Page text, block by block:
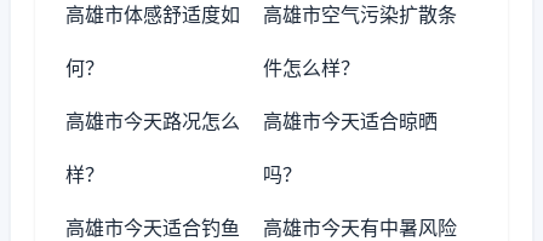
高雄市体感舒适度如
何？
高雄市空气污染扩散条
件怎么样？
高雄市今天路况怎么
样？
高雄市今天适合晾晒
吗？
高雄市今天适合钓鱼 高雄市今天有中暑风险